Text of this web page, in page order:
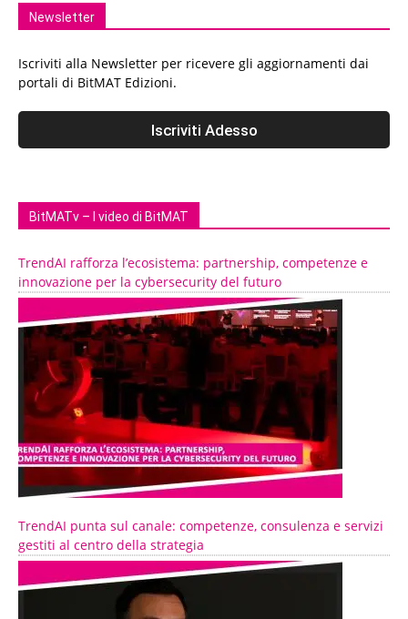
Newsletter
Iscriviti alla Newsletter per ricevere gli aggiornamenti dai
portali di BitMAT Edizioni.
BitMATv – I video di BitMAT
TrendAI rafforza l’ecosistema: partnership, competenze e
innovazione per la cybersecurity del futuro
TrendAI punta sul canale: competenze, consulenza e servizi
gestiti al centro della strategia